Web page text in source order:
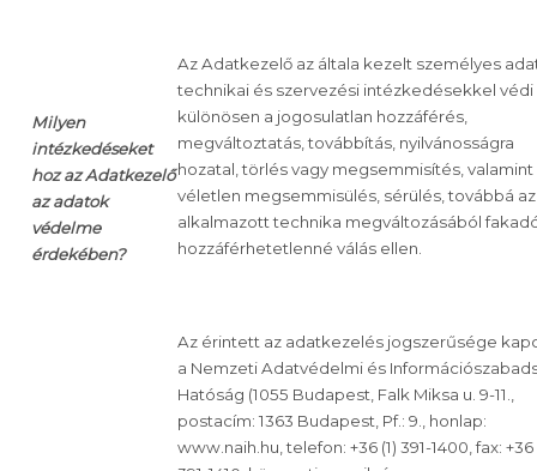
Milyen
intézkedéseket
hoz az Adatkezelő
az adatok
védelme
érdekében?
Az Adatkezelő az általa kezelt személyes
technikai és szervezési intézkedésekkel védi
különösen a jogosulatlan hozzáférés,
megváltoztatás, továbbítás, nyilvánosságra
hozatal, törlés vagy megsemmisítés, valamint
véletlen megsemmisülés, sérülés, továbbá az
alkalmazott technika megváltozásából
hozzáférhetetlenné válás ellen.
Az érintett az adatkezelés jogszerűsége
a Nemzeti Adatvédelmi és
Hatóság (1055 Budapest, Falk Miksa u. 9-11.,
postacím: 1363 Budapest, Pf.: 9., honlap:
www.naih.hu, telefon: +36 (1) 391-1400, fax: +36